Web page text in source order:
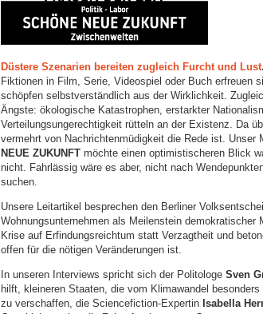
Düstere Szenarien bereiten zugleich Furcht und Lust.
Fiktionen in Film, Serie, Videospiel oder Buch erfreuen
schöpfen selbstverständlich aus der Wirklichkeit.
Ängste: ökologische Katastrophen, erstarkter
Verteilungsungerechtigkeit rütteln an der Existenz. Da
vermehrt von Nachrichtenmüdigkeit die Rede ist. Unser
NEUE ZUKUNFT möchte einen optimistischeren Blick
nicht. Fahrlässig wäre es aber, nicht nach
suchen.
Unsere Leitartikel besprechen den Berliner
Wohnungsunternehmen als Meilenstein demokratischer
Krise auf Erfindungsreichtum statt Verzagtheit und
offen für die nötigen Veränderungen ist.
In unseren Interviews spricht sich der Politologe Sven
hilft, kleineren Staaten, die vom Klimawandel
zu verschaffen, die Sciencefiction-Expertin Isabella